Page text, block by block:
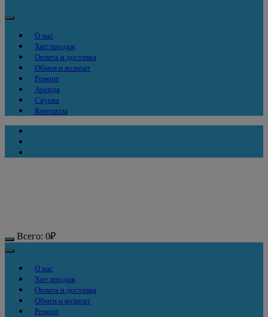
О нас
Хит продаж
Оплата и доставка
Обмен и возврат
Ремонт
Аренда
Скупка
Контакты
Всего: 0₽
О нас
Хит продаж
Оплата и доставка
Обмен и возврат
Ремонт